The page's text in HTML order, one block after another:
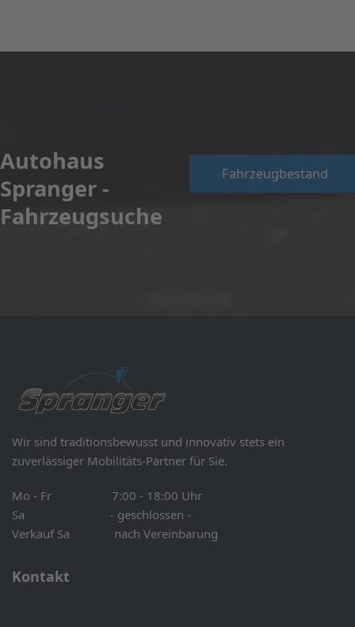
Autohaus
Spranger -
Fahrzeugsuche
Fahrzeugbestand
Wir sind traditionsbewusst und innovativ stets ein
zuverlässiger Mobilitäts-Partner für Sie.
Mo - Fr 7:00 - 18:00 Uhr
Sa - geschlossen -
Verkauf Sa nach Vereinbarung
Kontakt